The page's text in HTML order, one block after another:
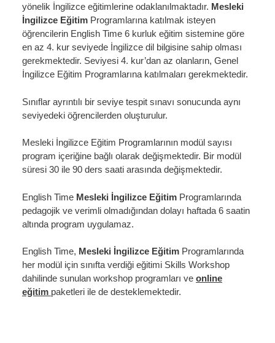
yönelik İngilizce eğitimlerine odaklanılmaktadır. Mesleki
İngilizce Eğitim Programlarına katılmak isteyen
öğrencilerin English Time 6 kurluk eğitim sistemine göre
en az 4. kur seviyede İngilizce dil bilgisine sahip olması
gerekmektedir. Seviyesi 4. kur’dan az olanların, Genel
İngilizce Eğitim Programlarına katılmaları gerekmektedir.
Sınıflar ayrıntılı bir seviye tespit sınavı sonucunda aynı
seviyedeki öğrencilerden oluşturulur.
Mesleki İngilizce Eğitim Programlarının modül sayısı
program içeriğine bağlı olarak değişmektedir. Bir modül
süresi 30 ile 90 ders saati arasında değişmektedir.
English Time Mesleki İngilizce Eğitim Programlarında
pedagojik ve verimli olmadığından dolayı haftada 6 saatin
altında program uygulamaz.
English Time, Mesleki İngilizce Eğitim Programlarında
her modül için sınıfta verdiği eğitimi Skills Workshop
dahilinde sunulan workshop programları ve online
eğitim paketleri ile de desteklemektedir.